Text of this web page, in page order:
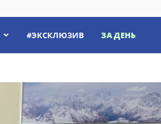
#ЭКСКЛЮЗИВ ЗА ДЕНЬ